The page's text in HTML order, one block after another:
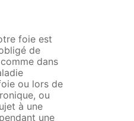
foie est
de
dans
ou lors de
ou
à une
une